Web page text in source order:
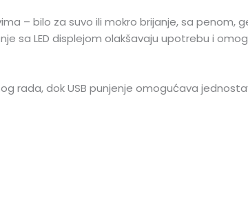
– bilo za suvo ili mokro brijanje, sa penom,
sa LED displejom olakšavaju upotrebu i
rada, dok USB punjenje omogućava